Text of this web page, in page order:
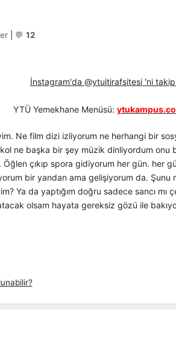
💬 12
İnstagram'da @ytuitirafsitesi 'ni
YTÜ Yemekhane Menüsü:
Ne film dizi izliyorum ne herhangi bir
ne başka bir şey müzik dinliyordum onu
Öğlen çıkıp spora gidiyorum her gün. her
bir yandan ama gelişiyorum da. Şunu
Ya da yaptığım doğru sadece sancı
olsam hayata gereksiz gözü ile